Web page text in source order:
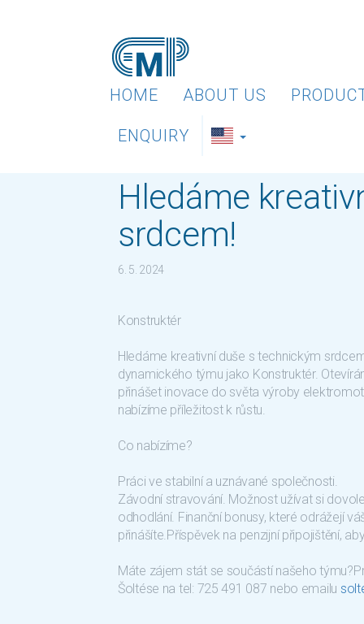
HOME ABOUT US
ENQUIRY
Hledáme
srdcem!
6. 5. 2024
Konstruktér
Hledáme kreativní duše s technickým
dynamického týmu jako Konstruktér.
přinášet inovace do světa výroby
nabízíme příležitost k růstu.
Co nabízíme?
Práci ve stabilní a uznávané společnosti.
Závodní stravování. Možnost užívat si
odhodlání. Finanční bonusy, které odrážejí
přinášíte.Příspěvek na penzijní připojištění,
Máte zájem stát se součástí našeho
Šoltése na tel: 725 491 087 nebo emailu